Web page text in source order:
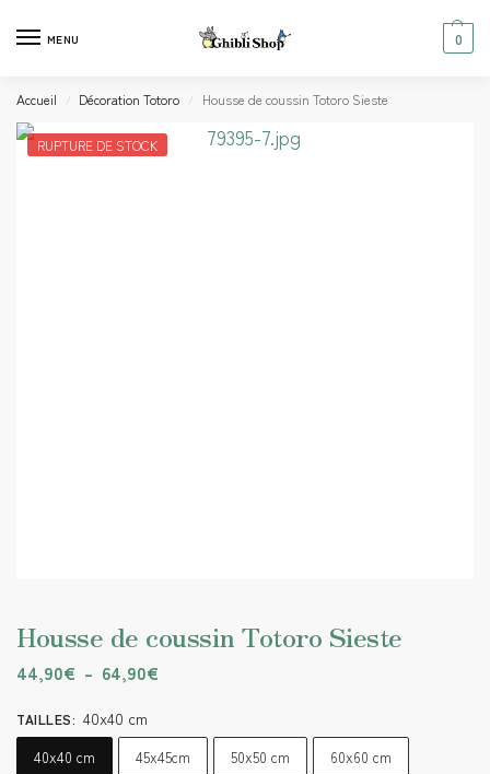
MENU 0
Accueil / Décoration Totoro / Housse de coussin Totoro Sieste
RUPTURE DE STOCK
Housse de coussin Totoro Sieste
44,90€ – 64,90€
TAILLES: 40x40 cm
40x40 cm 45x45cm 50x50 cm 60x60 cm